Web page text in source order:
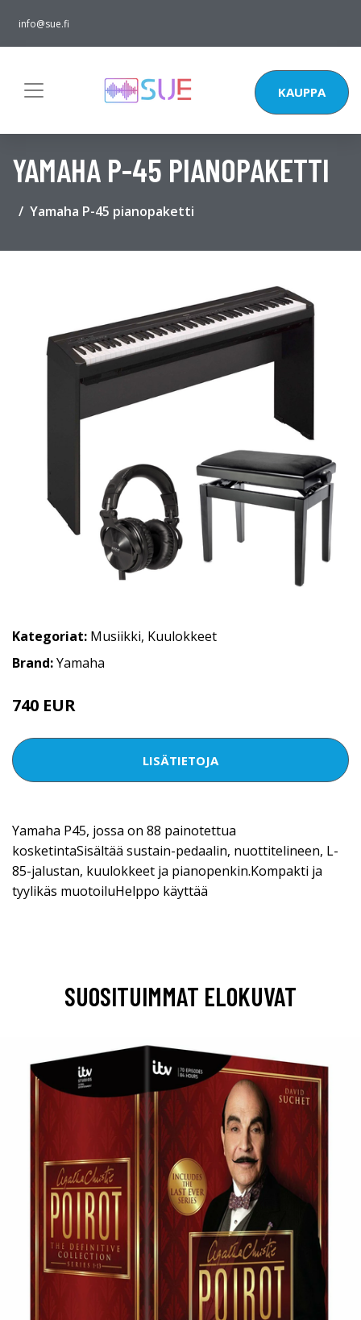
info@sue.fi
KAUPPA
YAMAHA P-45 PIANOPAKETTI
Yamaha P-45 pianopaketti
Kategoriat: Musiikki, Kuulokkeet
Brand:Yamaha
740 EUR
LISÄTIETOJA
Yamaha P45, jossa on 88 painotettua
kosketintaSisältää sustain-pedaalin, nuottitelineen, L-
85-jalustan, kuulokkeet ja pianopenkin.Kompakti ja
tyylikäs muotoiluHelppo käyttää
SUOSITUIMMAT ELOKUVAT